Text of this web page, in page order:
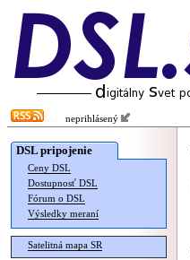
neprihlásený
DSL pripojenie
Ceny DSL
Dostupnosť DSL
Fórum o DSL
Výsledky meraní
Satelitná mapa SR